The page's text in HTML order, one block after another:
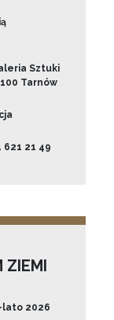
Sztuki
Tarnów
21 49
ZIEMI
2026